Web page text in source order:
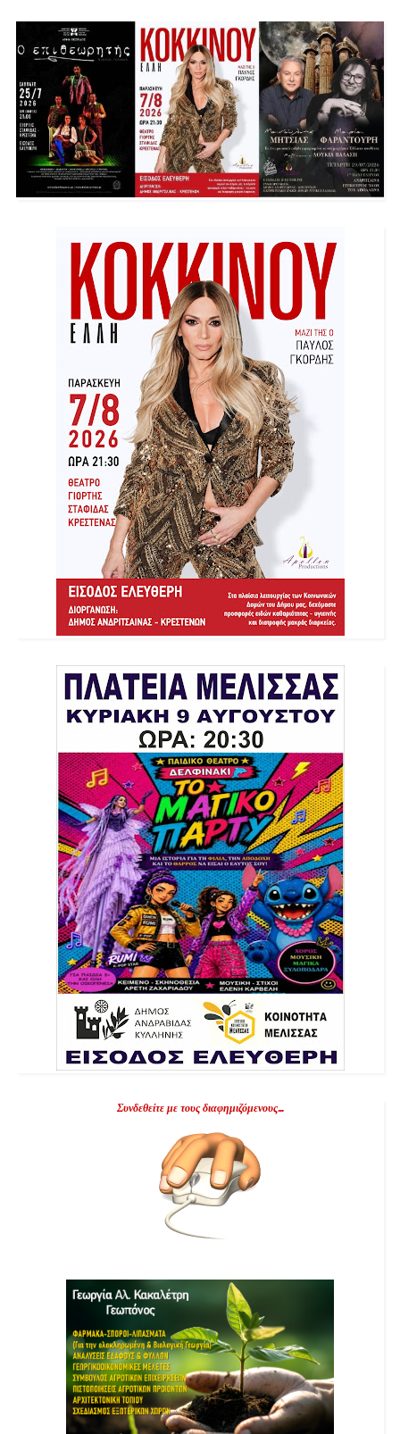
Συνδεθείτε με τους διαφημιζόμενους...